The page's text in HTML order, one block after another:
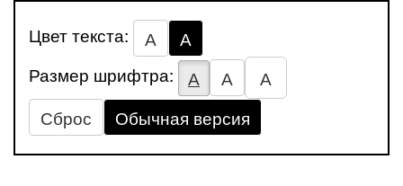
Цвет текста: А
А
Размер шрифтра:
А А
А
Сброс
Обычная версия